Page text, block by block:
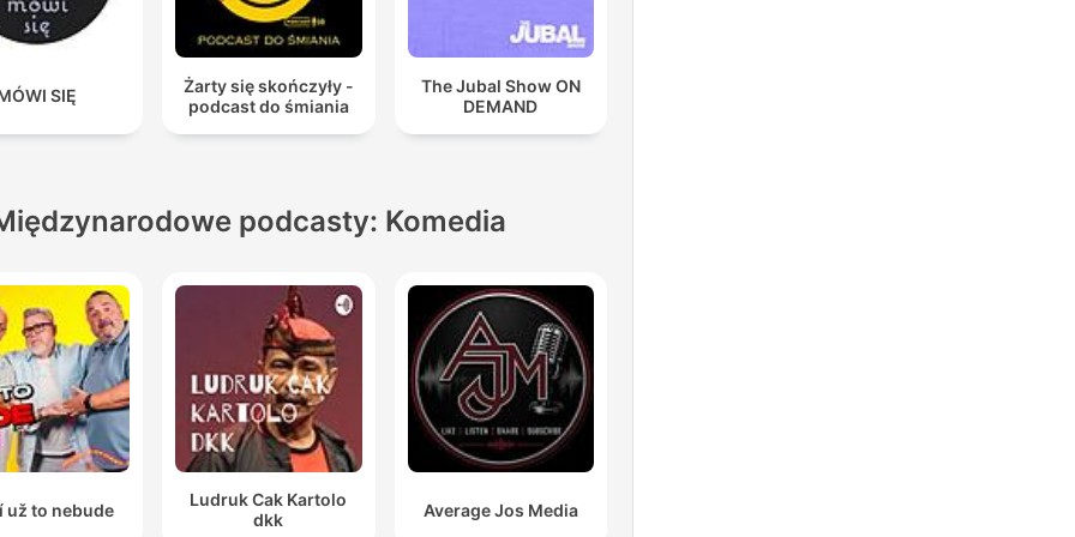
SIĘ
Żarty się skończyły -
podcast do śmiania
The Jubal Show ON
DEMAND
podcasty: Komedia
už to nebude
Ludruk Cak Kartolo
dkk
Average Jos Media